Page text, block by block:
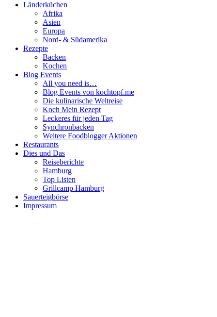
Länderküchen
Afrika
Asien
Europa
Nord- & Südamerika
Rezepte
Backen
Kochen
Blog Events
All you need is…
Blog Events von kochtopf.me
Die kulinarische Weltreise
Koch Mein Rezept
Leckeres für jeden Tag
Synchronbacken
Weitere Foodblogger Aktionen
Restaurants
Dies und Das
Reiseberichte
Hamburg
Top Listen
Grillcamp Hamburg
Sauerteigbörse
Impressum